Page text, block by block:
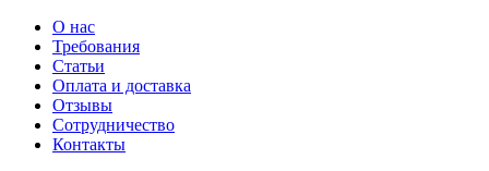
О нас
Требования
Статьи
Оплата и доставка
Отзывы
Сотрудничество
Контакты